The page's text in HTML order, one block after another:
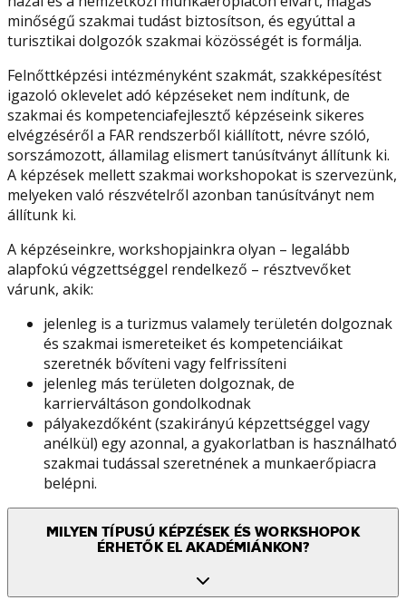
minőségű szakmai tudást biztosítson, és egyúttal a
turisztikai dolgozók szakmai közösségét is formálja.
Felnőttképzési intézményként szakmát, szakképesítést
igazoló oklevelet adó képzéseket nem indítunk, de
szakmai és kompetenciafejlesztő képzéseink sikeres
elvégzéséről a FAR rendszerből kiállított, névre szóló,
sorszámozott, államilag elismert tanúsítványt állítunk ki.
A képzések mellett szakmai workshopokat is szervezünk,
melyeken való részvételről azonban tanúsítványt nem
állítunk ki.
A képzéseinkre, workshopjainkra olyan – legalább
alapfokú végzettséggel rendelkező – résztvevőket
várunk, akik:
jelenleg is a turizmus valamely területén dolgoznak
és szakmai ismereteiket és kompetenciáikat
szeretnék bővíteni vagy felfrissíteni
jelenleg más területen dolgoznak, de
karrierváltáson gondolkodnak
pályakezdőként (szakirányú képzettséggel vagy
anélkül) egy azonnal, a gyakorlatban is használható
szakmai tudással szeretnének a munkaerőpiacra
belépni.
MILYEN TÍPUSÚ KÉPZÉSEK ÉS WORKSHOPOK
ÉRHETŐK EL AKADÉMIÁNKON?